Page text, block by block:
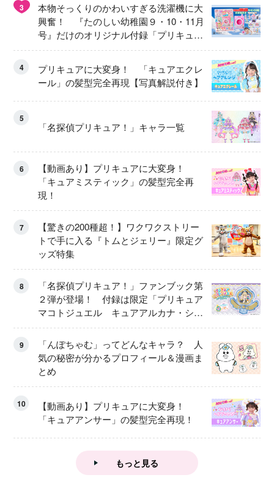
3
本物そっくりのかわいすぎる洗濯機に大
興奮！ 『たのしい幼稚園９・10・11月
号』だけのオリジナル付録「プリキュ
ア くるくるせんたくき」
4
プリキュアに大変身！ 「キュアエクレ
ール」の髪型完全再現【写真解説付き】
5
「名探偵プリキュア！」キャラ一覧
6
【動画あり】プリキュアに大変身！
「キュアミスティック」の髪型完全再
現！
7
【驚きの200種超！】ワクワクストリー
トで手に入る『トムとジェリー』限定グ
ッズ特集
8
「名探偵プリキュア！」ファンブック第
２弾が登場！ 付録は限定「プリキュア
マコトジュエル キュアアルカナ・シャ
ドウ アイスver.」 キュアエクレールを
大特集！
9
「んぽちゃむ」ってどんなキャラ？ 人
気の秘密が分かるプロフィール＆漫画ま
とめ
10
【動画あり】プリキュアに大変身！
「キュアアンサー」の髪型完全再現！
もっと見る